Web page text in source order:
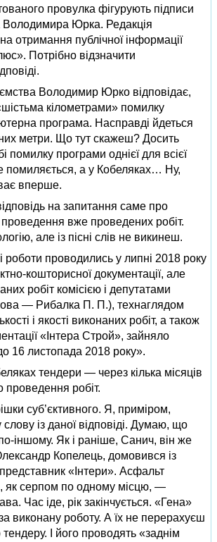
провулка фігурують підписи
Володимира Юрка. Редакція
отримання публічної інформації
Потрібно відзначити
Володимир Юрко відповідає,
кілометрами» помилку
програма. Насправді йдеться
метри. Що тут скажеш? Досить
помилку програми однієї для всієї
помиляється, а у Кобеляках… Ну,
вперше.
на запитання саме про
вже проведених робіт.
але із пісні слів не викинеш.
роботи проводились у липні 2018 року
кошторисної документації, але
робіт комісією і депутатами
— Рибалка П. П.), технаглядом
і якості виконаних робіт, а також
«Інтера Строй», зайняло
16 листопада 2018 року».
тендери — через кілька місяців
проведення робіт.
суб’єктивного. Я, приміром,
із даної відповіді. Думаю, що
іншому. Як і раніше, Санич, він же
Копелець, домовився із
«Інтери». Асфальт
як серпом по одному місцю, —
Час іде, рік закінчується. «Гена»
виконану роботу. А їх не перерахуєш
І його проводять «заднім